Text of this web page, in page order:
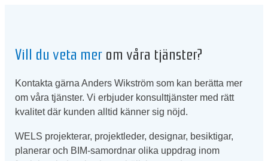
Vill du veta mer om våra tjänster?
Kontakta gärna Anders Wikström som kan berätta mer
om våra tjänster. Vi erbjuder konsulttjänster med rätt
kvalitet där kunden alltid känner sig nöjd.
WELS projekterar, projektleder, designar, besiktigar,
planerar och BIM-samordnar olika uppdrag inom